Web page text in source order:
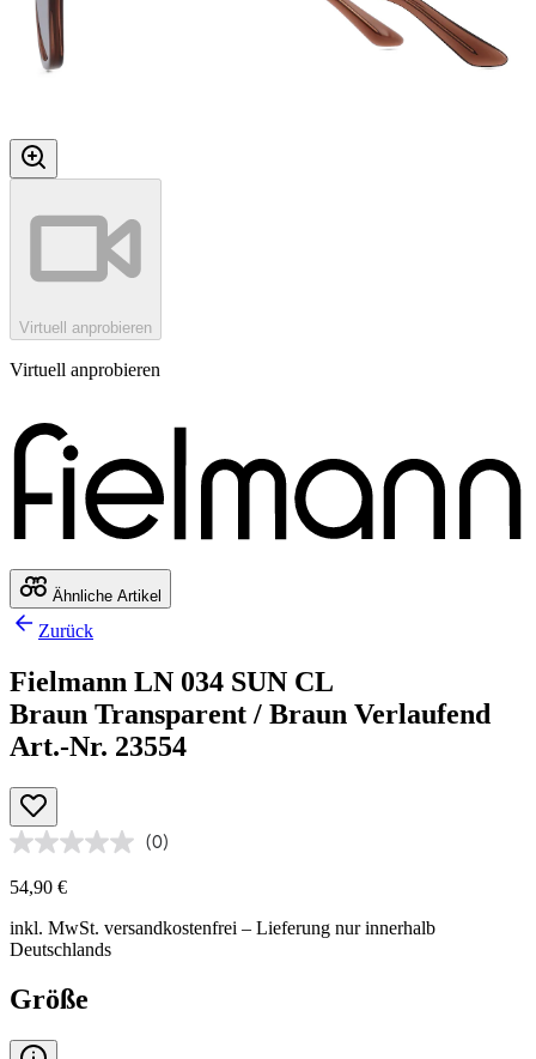
Virtuell anprobieren
Virtuell anprobieren
Ähnliche Artikel
Zurück
Fielmann LN 034 SUN CL
Braun Transparent / Braun Verlaufend
Art.-Nr. 23554
(0)
54,90 €
inkl. MwSt. versandkostenfrei – Lieferung nur innerhalb
Deutschlands
Größe